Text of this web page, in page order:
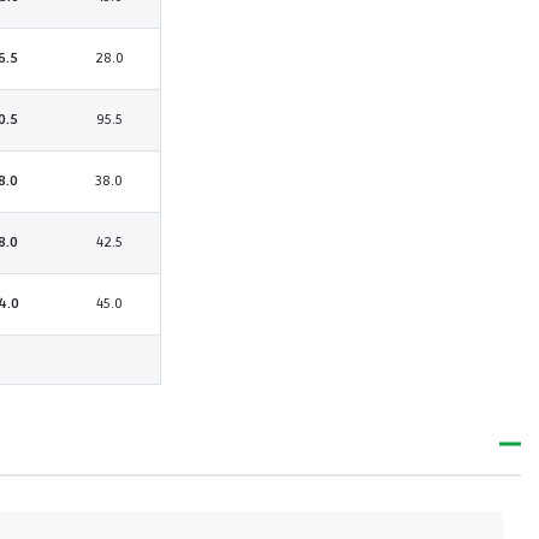
38.0
28.0
95.5
38.0
42.5
45.0